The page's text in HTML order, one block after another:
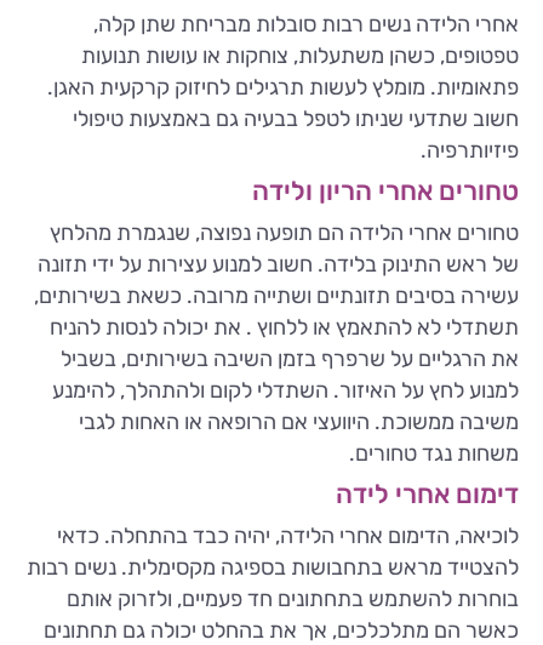
אחרי הלידה נשים רבות סובלות מבריחת שתן קלה,
טפטופים, כשהן משתעלות, צוחקות או עושות תנועות
פתאומיות. מומלץ לעשות תרגילים לחיזוק קרקעית האגן.
חשוב שתדעי שניתו לטפל בבעיה גם באמצעות טיפולי
פיזיותרפיה.
טחורים אחרי הריון ולידה
טחורים אחרי הלידה הם תופעה נפוצה, שנגמרת מהלחץ
של ראש התינוק בלידה. חשוב למנוע עצירות על ידי תזונה
עשירה בסיבים תזונתיים ושתייה מרובה. כשאת בשירותים,
תשתדלי לא להתאמץ או ללחוץ . את יכולה לנסות להניח
את הרגליים על שרפרף בזמן השיבה בשירותים, בשביל
למנוע לחץ על האיזור. השתדלי לקום ולהתהלך, להימנע
משיבה ממשוכת. היוועצי אם הרופאה או האחות לגבי
משחות נגד טחורים.
דימום אחרי לידה
לוכיאה, הדימום אחרי הלידה, יהיה כבד בהתחלה. כדאי
להצטייד מראש בתחבושות בספיגה מקסימלית. נשים רבות
בוחרות להשתמש בתחתונים חד פעמיים, ולזרוק אותם
כאשר הם מתלכלכים, אך את בהחלט יכולה גם תחתונים